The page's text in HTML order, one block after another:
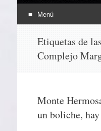
Menú
contenido
Etiquetas de
Complejo
Monte
un boliche,